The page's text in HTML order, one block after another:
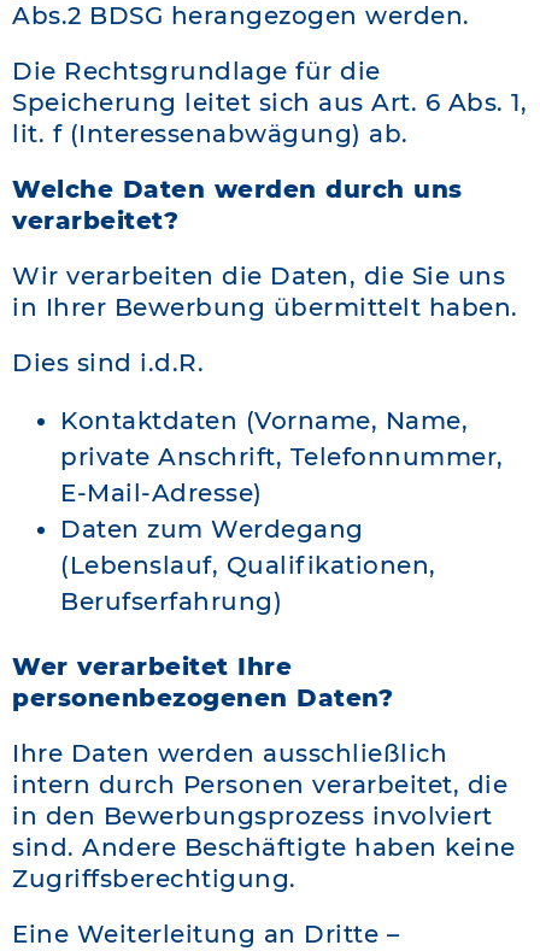
Abs.2 BDSG herangezogen werden.
Die Rechtsgrundlage für die
Speicherung leitet sich aus Art. 6 Abs. 1,
lit. f (Interessenabwägung) ab.
Welche Daten werden durch uns
verarbeitet?
Wir verarbeiten die Daten, die Sie uns
in Ihrer Bewerbung übermittelt haben.
Dies sind i.d.R.
Kontaktdaten (Vorname, Name,
private Anschrift, Telefonnummer,
E-Mail-Adresse)
Daten zum Werdegang
(Lebenslauf, Qualifikationen,
Berufserfahrung)
Wer verarbeitet Ihre
personenbezogenen Daten?
Ihre Daten werden ausschließlich
intern durch Personen verarbeitet, die
in den Bewerbungsprozess involviert
sind. Andere Beschäftigte haben keine
Zugriffsberechtigung.
Eine Weiterleitung an Dritte –